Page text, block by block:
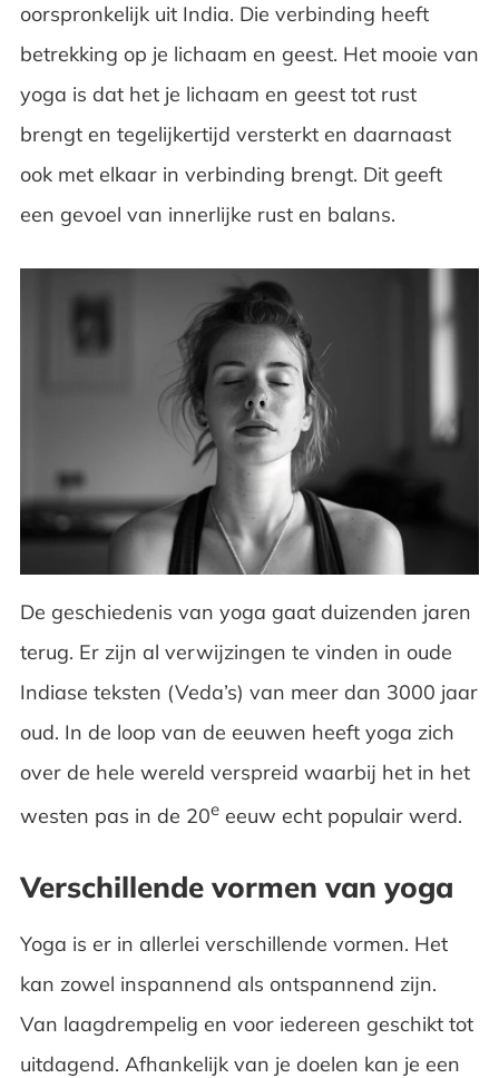
oorspronkelijk uit India. Die verbinding heeft
betrekking op je lichaam en geest. Het mooie van
yoga is dat het je lichaam en geest tot rust
brengt en tegelijkertijd versterkt en daarnaast
ook met elkaar in verbinding brengt. Dit geeft
een gevoel van innerlijke rust en balans.
De geschiedenis van yoga gaat duizenden jaren
terug. Er zijn al verwijzingen te vinden in oude
Indiase teksten (Veda’s) van meer dan 3000 jaar
oud. In de loop van de eeuwen heeft yoga zich
over de hele wereld verspreid waarbij het in het
westen pas in de 20eeeuw echt populair werd.
Verschillende vormen van yoga
Yoga is er in allerlei verschillende vormen. Het
kan zowel inspannend als ontspannend zijn.
Van laagdrempelig en voor iedereen geschikt tot
uitdagend. Afhankelijk van je doelen kan je een